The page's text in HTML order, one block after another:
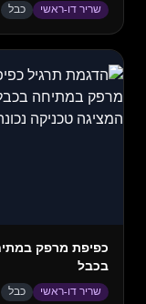
שריר דו-ראשי כבל
כפיפת מרפק
בכבל
שריר דו-ראשי כבל